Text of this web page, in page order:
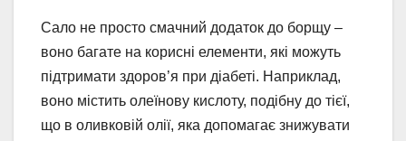
Сало не просто смачний додаток до борщу –
воно багате на корисні елементи, які можуть
підтримати здоров’я при діабеті. Наприклад,
воно містить олеїнову кислоту, подібну до тієї,
що в оливковій олії, яка допомагає знижувати